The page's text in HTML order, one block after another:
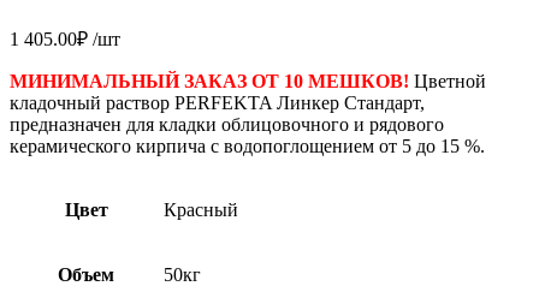
1 405.00₽ /шт
МИНИМАЛЬНЫЙ ЗАКАЗ ОТ 10 МЕШКОВ! Цветной
кладочный раствор PERFEKTA Линкер Стандарт,
предназначен для кладки облицовочного и рядового
керамического кирпича с водопоглощением от 5 до 15 %.
Цвет Красный
Объем 50кг